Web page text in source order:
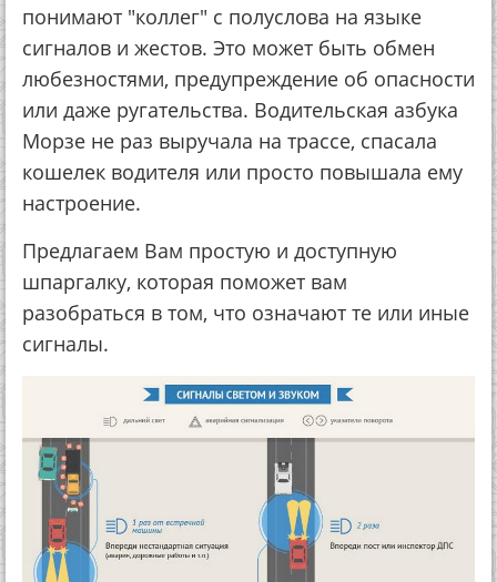
понимают "коллег" с полуслова на языке
сигналов и жестов. Это может быть обмен
любезностями, предупреждение об опасности
или даже ругательства. Водительская азбука
Морзе не раз выручала на трассе, спасала
кошелек водителя или просто повышала ему
настроение.
Предлагаем Вам простую и доступную
шпаргалку, которая поможет вам
разобраться в том, что означают те или иные
сигналы.